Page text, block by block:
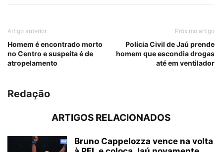
Artigo anterior
Homem é encontrado morto
no Centro e suspeita é de
atropelamento
Próximo artigo
Polícia Civil de Jaú prende
homem que escondia drogas
até em ventilador
Redação
ARTIGOS RELACIONADOS
Bruno Cappelozza vence na volta